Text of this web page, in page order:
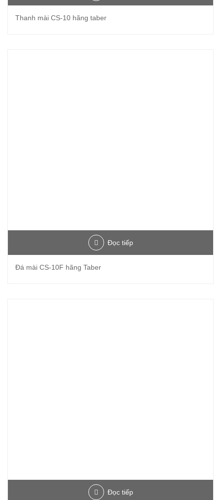
Thanh mài CS-10 hãng taber
Đọc tiếp
Đá mài CS-10F hãng Taber
Đọc tiếp